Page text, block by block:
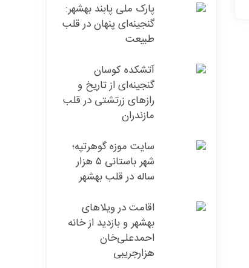
پارک ملی پابند بهشهر:
گنجینه‌ای پنهان در قلب
طبیعت
آتشکده کوسان
گنجینه‌ای از تاریخ و
رازهای زرتشتی در قلب
مازندران
سایت موزه گوهر‌تپه؛
شهر باستانی ۵ هزار
ساله در قلب بهشهر
اقامت در ویلاهای
بهشهر و بازدید از خانه
احمدعلی‌خان
هزارجریبی